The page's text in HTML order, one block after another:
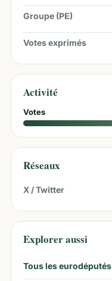
Groupe (PE)
Votes exprimés
Activité
Votes
Réseaux
X / Twitter
Explorer aussi
Tous les eurodéputés